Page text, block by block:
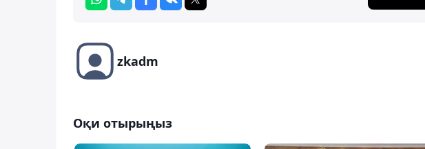
zkadm
Оқи отырыңыз